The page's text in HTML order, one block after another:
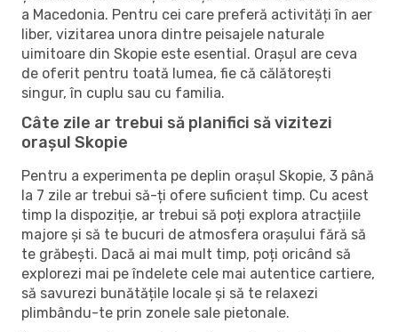
a Macedonia. Pentru cei care preferă activități în aer
liber, vizitarea unora dintre peisajele naturale
uimitoare din Skopie este esential. Orașul are ceva
de oferit pentru toată lumea, fie că călătorești
singur, în cuplu sau cu familia.
Câte zile ar trebui să planifici să vizitezi
orașul Skopie
Pentru a experimenta pe deplin orașul Skopie, 3 până
la 7 zile ar trebui să-ți ofere suficient timp. Cu acest
timp la dispoziție, ar trebui să poți explora atracțiile
majore și să te bucuri de atmosfera orașului fără să
te grăbești. Dacă ai mai mult timp, poți oricând să
explorezi mai pe îndelete cele mai autentice cartiere,
să savurezi bunătățile locale și să te relaxezi
plimbându-te prin zonele sale pietonale.